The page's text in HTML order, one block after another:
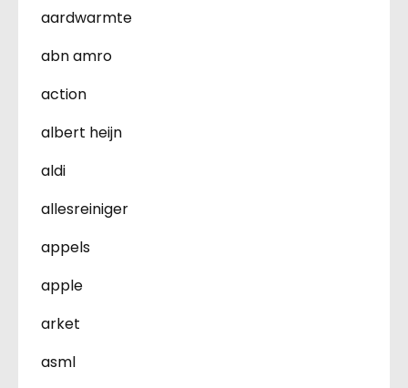
aardwarmte
abn amro
action
albert heijn
aldi
allesreiniger
appels
apple
arket
asml